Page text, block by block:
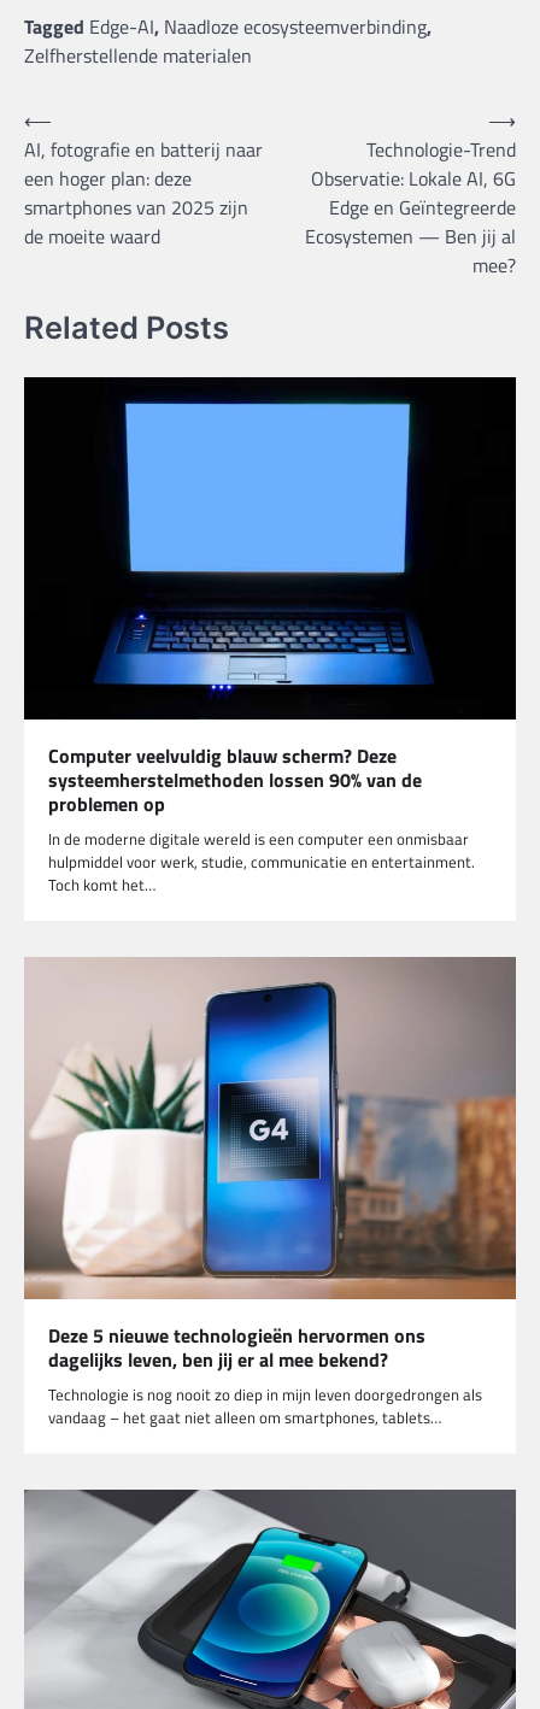
Tagged Edge-AI, Naadloze ecosysteemverbinding,
Zelfherstellende materialen
Bericht
navigatie
⟵
AI, fotografie en batterij naar
een hoger plan: deze
smartphones van 2025 zijn
de moeite waard
Technologie-Trend
Observatie: Lokale AI, 6G
Edge en Geïntegreerde
Ecosystemen — Ben jij al
mee?
⟶
Related Posts
Computer veelvuldig blauw scherm? Deze
systeemherstelmethoden lossen 90% van de
problemen op
In de moderne digitale wereld is een computer een onmisbaar
hulpmiddel voor werk, studie, communicatie en entertainment.
Toch komt het…
Deze 5 nieuwe technologieën hervormen ons
dagelijks leven, ben jij er al mee bekend?
Technologie is nog nooit zo diep in mijn leven doorgedrongen als
vandaag – het gaat niet alleen om smartphones, tablets…